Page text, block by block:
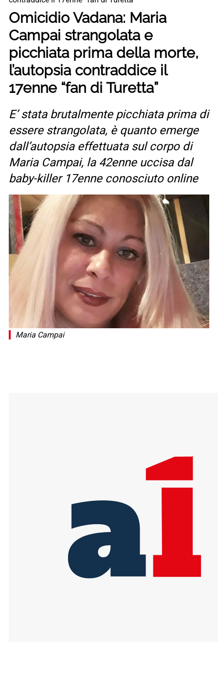
Omicidio Vadana: Maria
Campai strangolata e
picchiata prima della morte,
l’autopsia contraddice il
17enne “fan di Turetta”
E’ stata brutalmente picchiata prima di
essere strangolata, è quanto emerge
dall’autopsia effettuata sul corpo di
Maria Campai, la 42enne uccisa dal
baby-killer 17enne conosciuto online
Maria Campai